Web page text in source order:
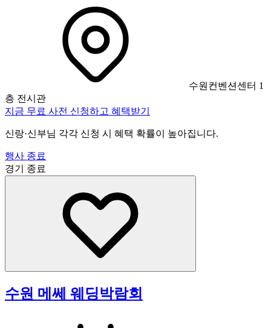
수원컨벤션센터 1
층 전시관
지금 무료 사전 신청하고 혜택받기
신랑·신부님 각각 신청 시 혜택 확률이 높아집니다.
행사 종료
경기
종료
수원 메쎄 웨딩박람회